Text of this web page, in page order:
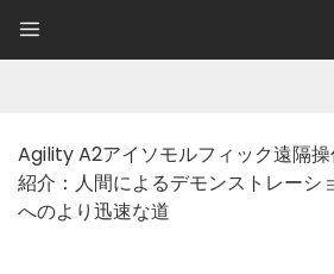
Agility A2アイソモルフィック遠隔
紹介：人間によるデモンストレーシ
へのより迅速な道